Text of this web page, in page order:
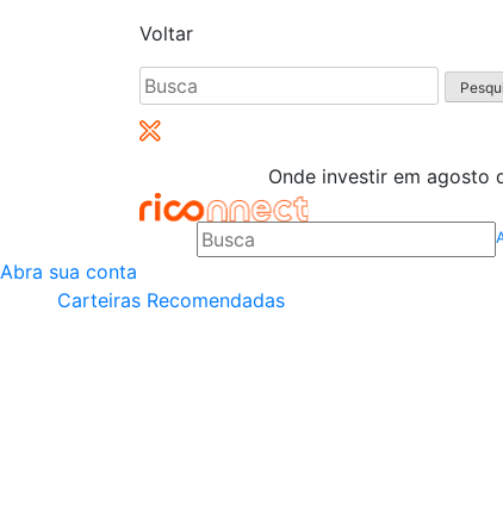
Voltar
Pesquisar
por:
Onde investir em agosto
Abra sua conta
Carteiras Recomendadas